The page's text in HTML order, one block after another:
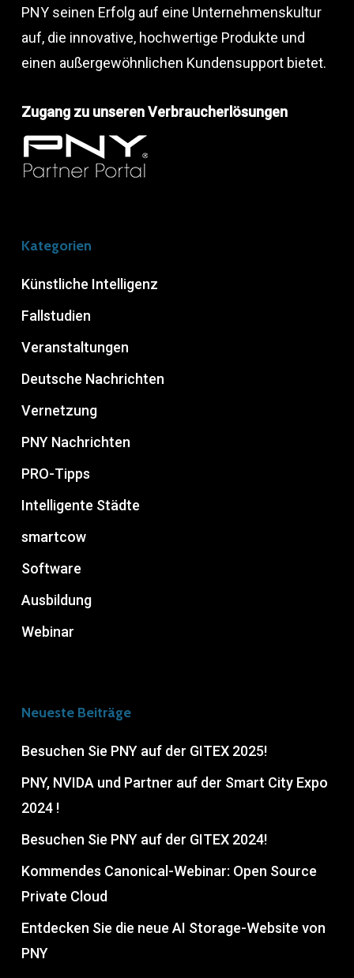
PNY seinen Erfolg auf eine Unternehmenskultur
auf, die innovative, hochwertige Produkte und
einen außergewöhnlichen Kundensupport bietet.
Zugang zu unseren Verbraucherlösungen
Kategorien
Künstliche Intelligenz
Fallstudien
Veranstaltungen
Deutsche Nachrichten
Vernetzung
PNY Nachrichten
PRO-Tipps
Intelligente Städte
smartcow
Software
Ausbildung
Webinar
Neueste Beiträge
Besuchen Sie PNY auf der GITEX 2025!
PNY, NVIDA und Partner auf der Smart City Expo
2024 !
Besuchen Sie PNY auf der GITEX 2024!
Kommendes Canonical-Webinar: Open Source
Private Cloud
Entdecken Sie die neue AI Storage-Website von
PNY